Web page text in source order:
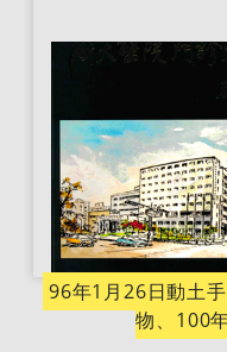
96年1月26日動土
物、100